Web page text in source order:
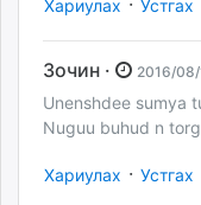
Хариулах Устгах
Зочин · 2016/08/
Unenshdee sumya
Nuguu buhud n
Хариулах · Устгах